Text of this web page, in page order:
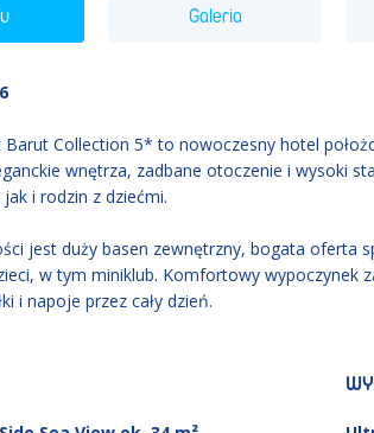
Galeria
Barut Collection 5* to nowoczesny hotel
wnętrza, zadbane otoczenie i wysoki
i rodzin z dziećmi.
jest duży basen zewnętrzny, bogata oferta
w tym miniklub. Komfortowy wypoczynek
i napoje przez cały dzień.